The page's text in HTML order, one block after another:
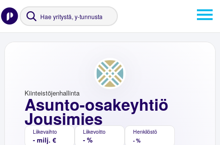
Asunto-osakeyhtiö
Jousimies
Kiinteistöjenhallinta
Liikevaihto
- milj. €
Liikevoitto
- %
Henkilöstö
- %